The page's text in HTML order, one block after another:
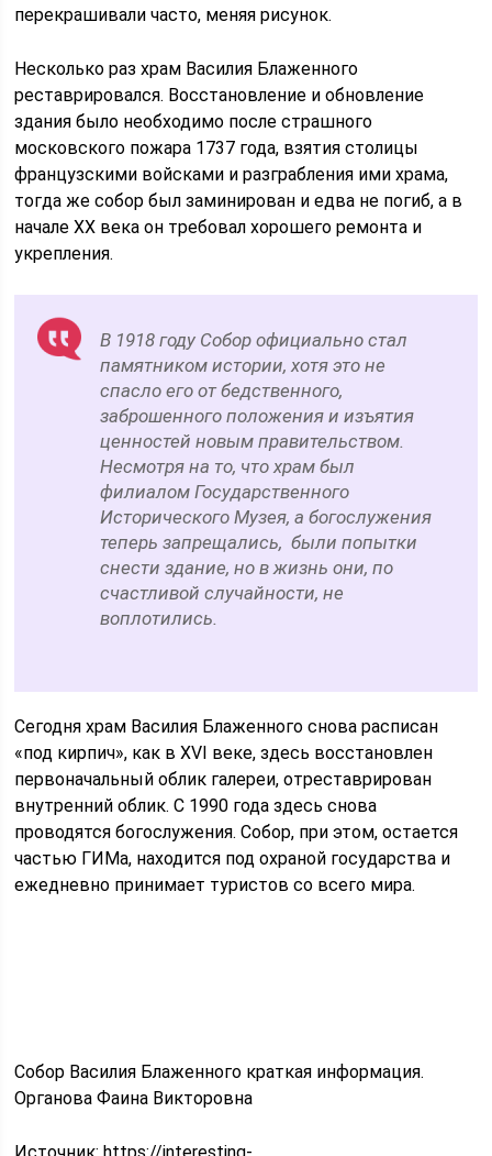
перекрашивали часто, меняя рисунок.
Несколько раз храм Василия Блаженного
реставрировался. Восстановление и обновление
здания было необходимо после страшного
московского пожара 1737 года, взятия столицы
французскими войсками и разграбления ими храма,
тогда же собор был заминирован и едва не погиб, а в
начале XX века он требовал хорошего ремонта и
укрепления.
В 1918 году Собор официально стал
памятником истории, хотя это не
спасло его от бедственного,
заброшенного положения и изъятия
ценностей новым правительством.
Несмотря на то, что храм был
филиалом Государственного
Исторического Музея, а богослужения
теперь запрещались, были попытки
снести здание, но в жизнь они, по
счастливой случайности, не
воплотились.
Сегодня храм Василия Блаженного снова расписан
«под кирпич», как в XVI веке, здесь восстановлен
первоначальный облик галереи, отреставрирован
внутренний облик. С 1990 года здесь снова
проводятся богослужения. Собор, при этом, остается
частью ГИМа, находится под охраной государства и
ежедневно принимает туристов со всего мира.
Собор Василия Блаженного краткая информация.
Органова Фаина Викторовна